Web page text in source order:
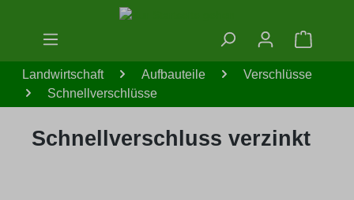
Zum Hauptinhalt springen
Landwirtschaft Aufbauteile
Verschlüsse
Schnellverschlüsse
Schnellverschluss verzinkt